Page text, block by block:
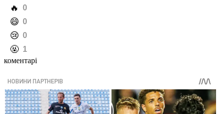
️🔥 0
️😄 0
️😢 0
️🤬 1
коментарі